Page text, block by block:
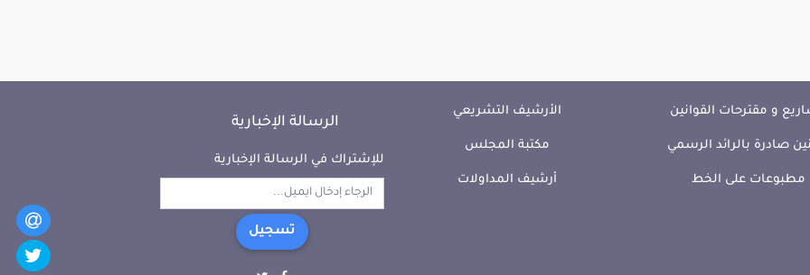
و مقترحات القوانين
صادرة بالرائد الرسمي
مطبوعات على الخط
الأرشيف التشريعي
مكتبة المجلس
أرشيف المداولات
الرسالة الإخبارية
للإشتراك في الرسالة الإخبارية
تسجيل